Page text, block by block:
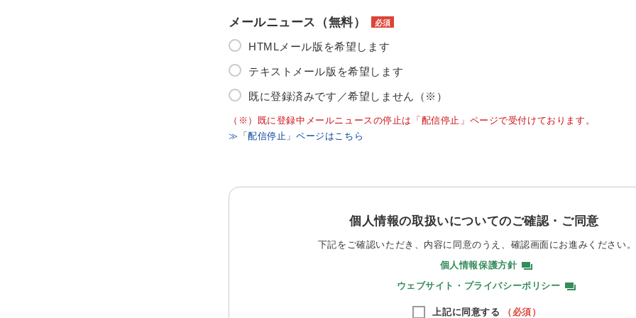
メールニュース（無料） 必須
HTMLメール版を希望します
テキストメール版を希望します
既に登録済みです／希望しません（※）
（※）既に登録中メールニュースの停止は「配信停止」ページで受付けております。
≫「配信停止」ページはこちら
個人情報の取扱いについてのご確認・ご同意
下記をご確認いただき、内容に同意のうえ、 確認画面にお進みください。
個人情報保護方針
ウェブサイト・プライバシーポリシー
上記に同意する （必須）